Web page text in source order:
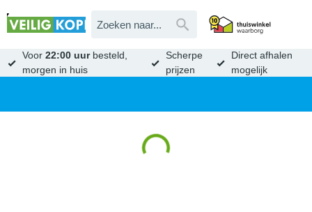
Voor22:00 uurbesteld,
morgen in huis
Scherpe
prijzen
Direct afhalen
mogelijk